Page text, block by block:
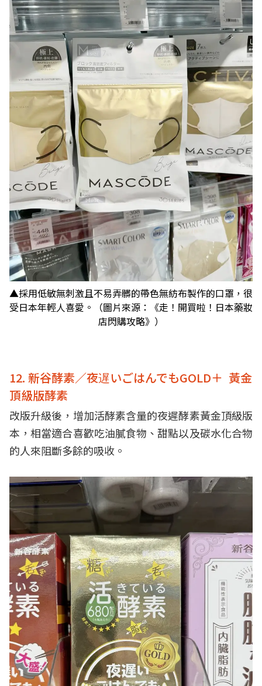
▲採用低敏無刺激且不易弄髒的帶色無紡布製作的口罩，很
受日本年輕人喜愛。（圖片來源：《走！開買啦！日本藥妝
店閃購攻略》）
12. 新谷酵素／夜遅いごはんでもGOLD＋ 黃金
頂級版酵素
改版升級後，增加活酵素含量的夜遲酵素黃金頂級版
本，相當適合喜歡吃油膩食物、甜點以及碳水化合物
的人來阻斷多餘的吸收。